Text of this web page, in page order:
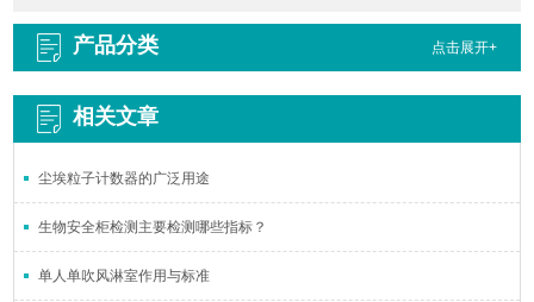
产品分类 点击展开+
相关文章
尘埃粒子计数器的广泛用途
生物安全柜检测主要检测哪些指标？
单人单吹风淋室作用与标准